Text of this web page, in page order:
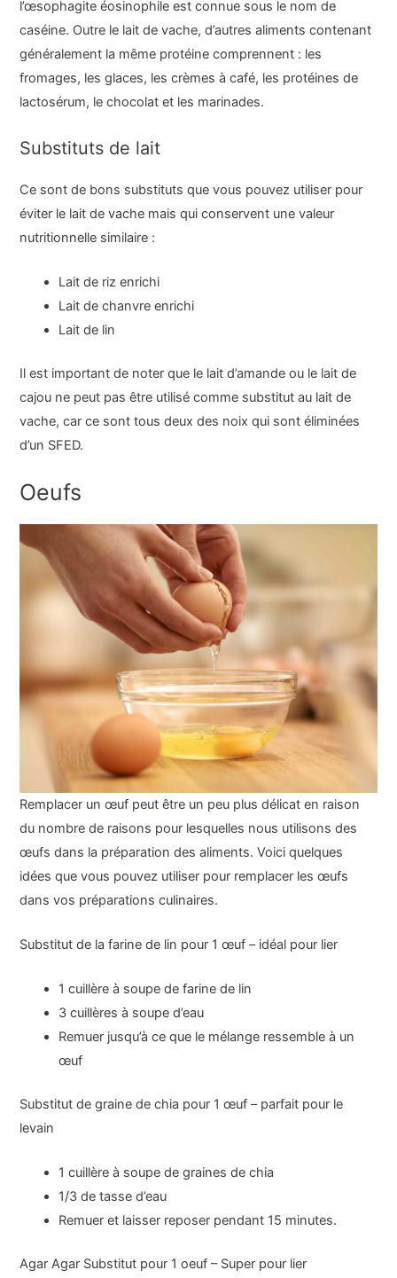
l’œsophagite éosinophile est connue sous le nom de
caséine. Outre le lait de vache, d’autres aliments contenant
généralement la même protéine comprennent : les
fromages, les glaces, les crèmes à café, les protéines de
lactosérum, le chocolat et les marinades.
Substituts de lait
Ce sont de bons substituts que vous pouvez utiliser pour
éviter le lait de vache mais qui conservent une valeur
nutritionnelle similaire :
Lait de riz enrichi
Lait de chanvre enrichi
Lait de lin
Il est important de noter que le lait d’amande ou le lait de
cajou ne peut pas être utilisé comme substitut au lait de
vache, car ce sont tous deux des noix qui sont éliminées
d’un SFED.
Oeufs
Remplacer un œuf peut être un peu plus délicat en raison
du nombre de raisons pour lesquelles nous utilisons des
œufs dans la préparation des aliments. Voici quelques
idées que vous pouvez utiliser pour remplacer les œufs
dans vos préparations culinaires.
Substitut de la farine de lin pour 1 œuf – idéal pour lier
1 cuillère à soupe de farine de lin
3 cuillères à soupe d’eau
Remuer jusqu’à ce que le mélange ressemble à un
œuf
Substitut de graine de chia pour 1 œuf – parfait pour le
levain
1 cuillère à soupe de graines de chia
1/3 de tasse d’eau
Remuer et laisser reposer pendant 15 minutes.
Agar Agar Substitut pour 1 oeuf – Super pour lier